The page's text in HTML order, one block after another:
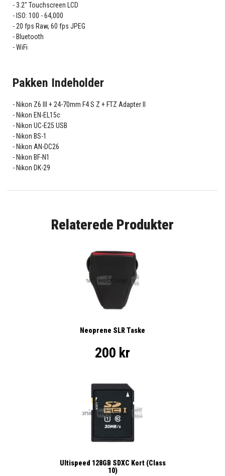
3.2" Touchscreen LCD
ISO: 100 - 64,000
20 fps Raw, 60 fps JPEG
Bluetooth
WiFi
Pakken Indeholder
Nikon Z6 III + 24-70mm F4 S Z + FTZ Adapter II
Nikon EN-EL15c
Nikon UC-E25 USB
Nikon BS-1
Nikon AN-DC26
Nikon BF-N1
Nikon DK-29
Relaterede Produkter
Neoprene SLR Taske
200 kr
Ultispeed 128GB SDXC Kort (Class
10)